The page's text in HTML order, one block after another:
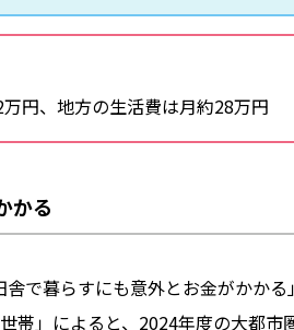
円、地方の生活費は月約28万円
かる
で暮らすにも意外とお金がかか
帯」によると、2024年度の大都